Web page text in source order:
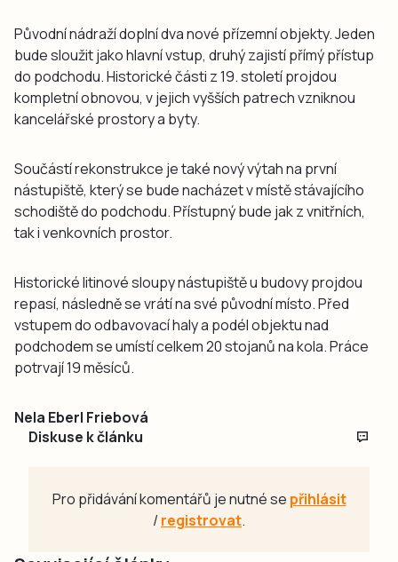
Původní nádraží doplní dva nové přízemní objekty. Jeden
bude sloužit jako hlavní vstup, druhý zajistí přímý přístup
do podchodu. Historické části z 19. století projdou
kompletní obnovou, v jejich vyšších patrech vzniknou
kancelářské prostory a byty.
Součástí rekonstrukce je také nový výtah na první
nástupiště, který se bude nacházet v místě stávajícího
schodiště do podchodu. Přístupný bude jak z vnitřních,
tak i venkovních prostor.
Historické litinové sloupy nástupiště u budovy projdou
repasí, následně se vrátí na své původní místo. Před
vstupem do odbavovací haly a podél objektu nad
podchodem se umístí celkem 20 stojanů na kola. Práce
potrvají 19 měsíců.
Nela Eberl Friebová
Diskuse k článku
Pro přidávání komentářů je nutné se přihlásit
/registrovat.